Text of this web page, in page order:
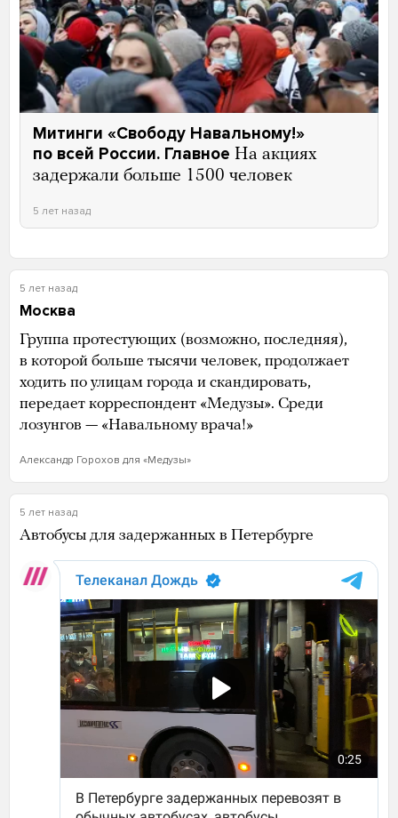
Митинги «Свободу Навальному!»
по всей России. Главное На акциях
задержали больше 1500 человек
5 лет назад
5 лет назад
Москва
Группа протестующих (возможно, последняя),
в которой больше тысячи человек, продолжает
ходить по улицам города и скандировать,
передает корреспондент «Медузы». Среди
лозунгов — «Навальному врача!»
Александр Горохов для «Медузы»
5 лет назад
Автобусы для задержанных в Петербурге